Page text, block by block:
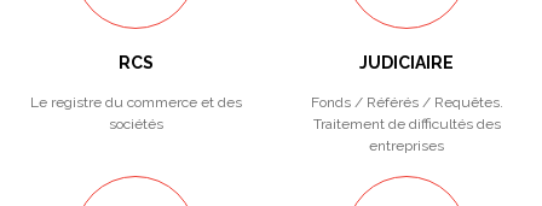
RCS
Le registre du commerce et des
sociétés
JUDICIAIRE
Fonds / Référés / Requêtes.
Traitement de difficultés des
entreprises